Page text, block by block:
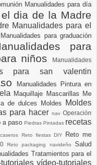
Manualidades para día
dia de la Madre
Manualidades para el
Manualidades para graduación
para
niños
Manualidades
para san valentin
Manualidades Pintura en
Maquillaje Mascarillas Me
de dulces Moldes
Moldes
para hacer nav Operación
a paso Piedras Pintadas recetas
Reto fiestas DIY
Reto me
Reto packaging navideñoSalud
Tratamientos para el
vídeo-tutoriales